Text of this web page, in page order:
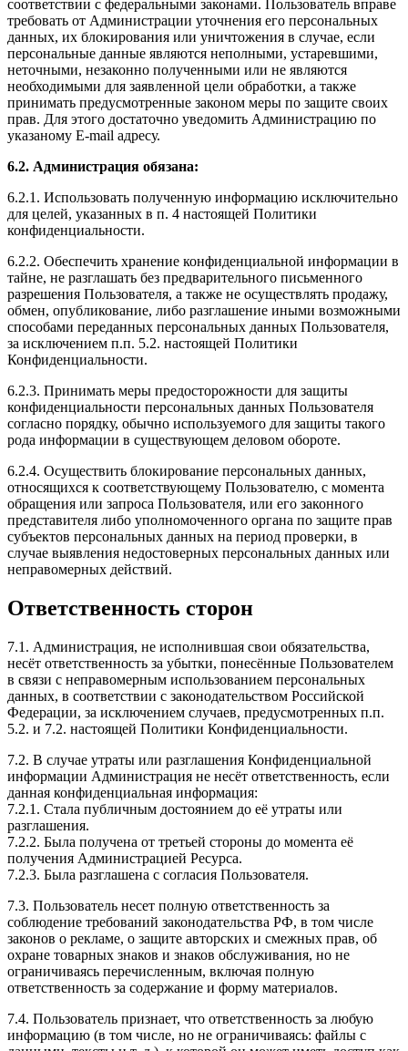
соответствии с федеральными законами. Пользователь вправе
требовать от Администрации уточнения его персональных
данных, их блокирования или уничтожения в случае, если
персональные данные являются неполными, устаревшими,
неточными, незаконно полученными или не являются
необходимыми для заявленной цели обработки, а также
принимать предусмотренные законом меры по защите своих
прав. Для этого достаточно уведомить Администрацию по
указаному E-mail адресу.
6.2. Администрация обязана:
6.2.1. Использовать полученную информацию исключительно
для целей, указанных в п. 4 настоящей Политики
конфиденциальности.
6.2.2. Обеспечить хранение конфиденциальной информации в
тайне, не разглашать без предварительного письменного
разрешения Пользователя, а также не осуществлять продажу,
обмен, опубликование, либо разглашение иными возможными
способами переданных персональных данных Пользователя,
за исключением п.п. 5.2. настоящей Политики
Конфиденциальности.
6.2.3. Принимать меры предосторожности для защиты
конфиденциальности персональных данных Пользователя
согласно порядку, обычно используемого для защиты такого
рода информации в существующем деловом обороте.
6.2.4. Осуществить блокирование персональных данных,
относящихся к соответствующему Пользователю, с момента
обращения или запроса Пользователя, или его законного
представителя либо уполномоченного органа по защите прав
субъектов персональных данных на период проверки, в
случае выявления недостоверных персональных данных или
неправомерных действий.
Ответственность сторон
7.1. Администрация, не исполнившая свои обязательства,
несёт ответственность за убытки, понесённые Пользователем
в связи с неправомерным использованием персональных
данных, в соответствии с законодательством Российской
Федерации, за исключением случаев, предусмотренных п.п.
5.2. и 7.2. настоящей Политики Конфиденциальности.
7.2. В случае утраты или разглашения Конфиденциальной
информации Администрация не несёт ответственность, если
данная конфиденциальная информация:
7.2.1. Стала публичным достоянием до её утраты или
разглашения.
7.2.2. Была получена от третьей стороны до момента её
получения Администрацией Ресурса.
7.2.3. Была разглашена с согласия Пользователя.
7.3. Пользователь несет полную ответственность за
соблюдение требований законодательства РФ, в том числе
законов о рекламе, о защите авторских и смежных прав, об
охране товарных знаков и знаков обслуживания, но не
ограничиваясь перечисленным, включая полную
ответственность за содержание и форму материалов.
7.4. Пользователь признает, что ответственность за любую
информацию (в том числе, но не ограничиваясь: файлы с